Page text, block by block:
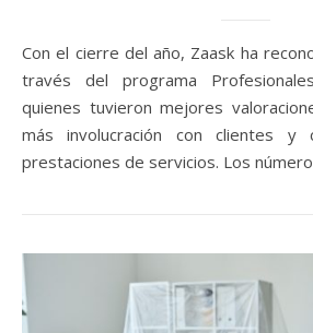
Con el cierre del año, Zaask ha reconocido una vez más, a
través del programa
quienes tuvieron mejores
más involucración con clientes y
prestaciones de servicios. Los